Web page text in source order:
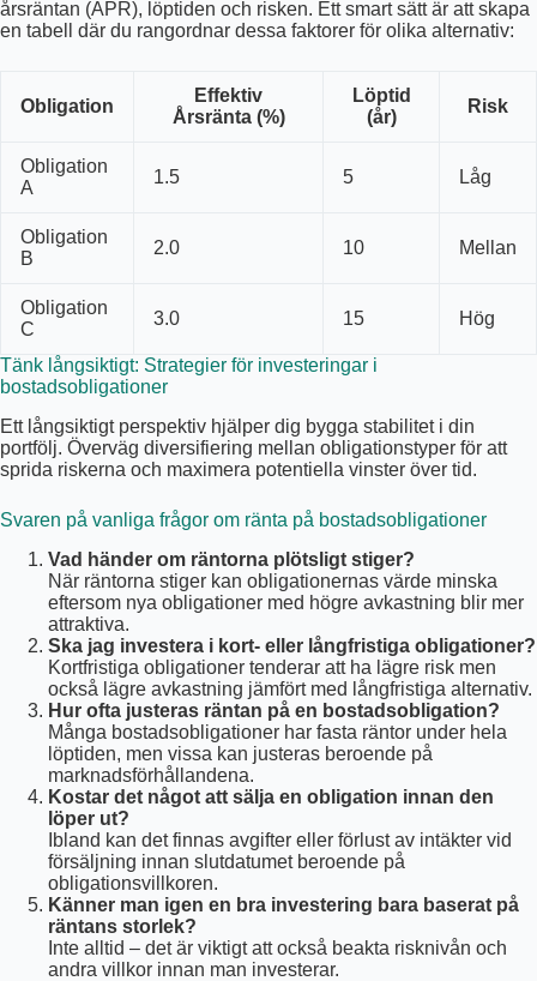
årsräntan (APR), löptiden och risken. Ett smart sätt är att skapa
en tabell där du rangordnar dessa faktorer för olika alternativ:
Obligation
Effektiv
Årsränta (%)
Löptid
(år)
Risk
Obligation
A
1.5 5 Låg
Obligation
B
2.0 10 Mellan
Obligation
C
3.0 15 Hög
Tänk långsiktigt: Strategier för investeringar i
bostadsobligationer
Ett långsiktigt perspektiv hjälper dig bygga stabilitet i din
portfölj. Överväg diversifiering mellan obligationstyper för att
sprida riskerna och maximera potentiella vinster över tid.
Svaren på vanliga frågor om ränta på bostadsobligationer
Vad händer om räntorna plötsligt stiger?
När räntorna stiger kan obligationernas värde minska
eftersom nya obligationer med högre avkastning blir mer
attraktiva.
Ska jag investera i kort- eller långfristiga obligationer?
Kortfristiga obligationer tenderar att ha lägre risk men
också lägre avkastning jämfört med långfristiga alternativ.
Hur ofta justeras räntan på en bostadsobligation?
Många bostadsobligationer har fasta räntor under hela
löptiden, men vissa kan justeras beroende på
marknadsförhållandena.
Kostar det något att sälja en obligation innan den
löper ut?
Ibland kan det finnas avgifter eller förlust av intäkter vid
försäljning innan slutdatumet beroende på
obligationsvillkoren.
Känner man igen en bra investering bara baserat på
räntans storlek?
Inte alltid – det är viktigt att också beakta risknivån och
andra villkor innan man investerar.